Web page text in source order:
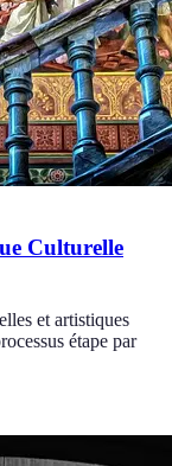
Culturelle
et artistiques
étape par